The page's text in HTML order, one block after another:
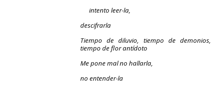
intento leer-la,
descifrarla
Tiempo de diluvio, tiempo de demonios,
tiempo de flor antídoto
Me pone mal no hallarla,
no entender-la